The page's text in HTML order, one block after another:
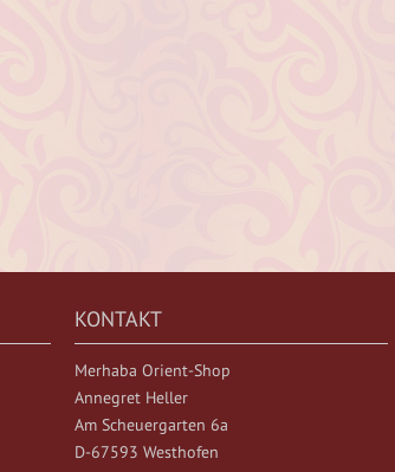
KONTAKT
Merhaba Orient-Shop
Annegret Heller
Am Scheuergarten 6a
D-67593 Westhofen